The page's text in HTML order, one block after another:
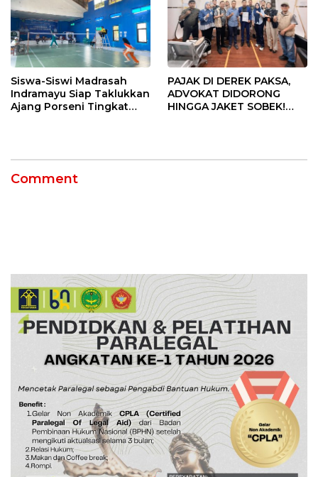
Siswa-Siswi Madrasah
Indramayu Siap Taklukkan
Ajang Porseni Tingkat
PAJAK DI DEREK PAKSA,
ADVOKAT DIDORONG
HINGGA JAKET SOBEK!
Comment